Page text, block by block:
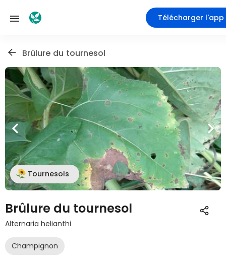
Télécharger l'app
Brûlure du tournesol
Tournesols
Brûlure du tournesol
Alternaria helianthi
Champignon